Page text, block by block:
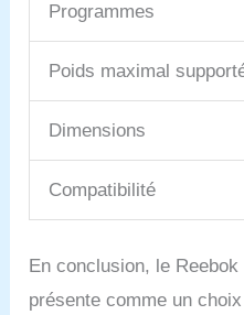
Programmes
Poids maximal
Dimensions
Compatibilité
En conclusion, le
présente comme un